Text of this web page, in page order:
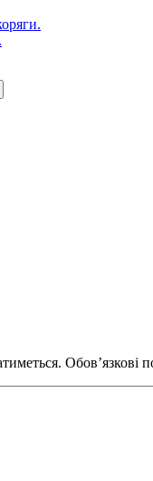
Обов’язкові